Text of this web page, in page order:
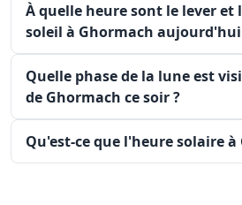
À quelle heure sont le lever et
soleil à Ghormach aujourd'hui
Quelle phase de la lune est
de Ghormach ce soir ?
Qu'est-ce que l'heure solaire à